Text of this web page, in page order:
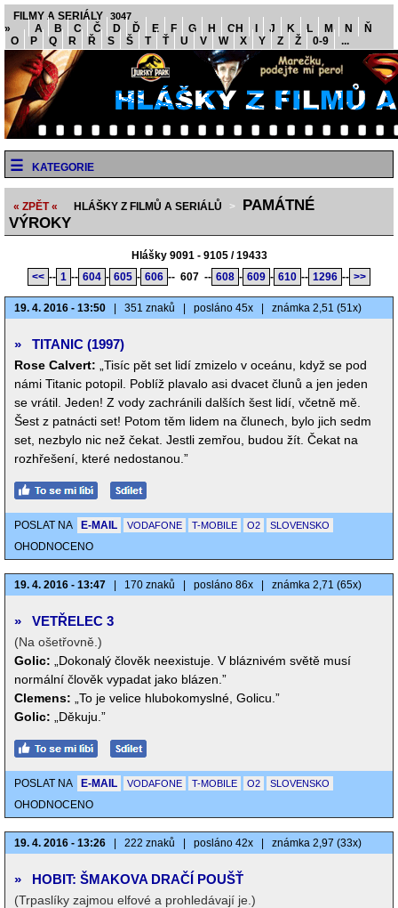
FILMY A SERIÁLY 3047
» A B C Č D Ď E F G H CH J K L M N
Ň
O
P Q R Ř S Š T Ť U V W X Y Z Ž 0-9 ...
KATEGORIE
« ZPĚT « HLÁŠKY Z FILMŮ A SERIÁLŮ >
PAMÁTNÉ
VÝROKY
Hlášky 9091 - 9105 / 19433
<< -- 1 -- 604 - 605 - 606 -- 607 -- 608 - 609 - 610 -- 1296 -- >>
19. 4. 2016 - 13:50 351 znaků posláno 45x známka 2,51 (51x)
» TITANIC (1997)
Rose Calvert:
„Tisíc pět set lidí zmizelo v oceánu, když se pod
námi Titanic potopil. Poblíž plavalo asi dvacet člunů a jen jeden
se vrátil. Jeden! Z vody zachránili dalších šest lidí, včetně mě.
Šest z patnácti set! Potom těm lidem na člunech, bylo jich sedm
set, nezbylo nic než čekat. Jestli zemřou, budou žít. Čekat na
rozhřešení, které nedostanou.”
POSLAT NA E-MAIL VODAFONE T-MOBILE O2 SLOVENSKO
OHODNOCENO
19. 4. 2016 - 13:47 170 znaků posláno 86x známka 2,71 (65x)
» VETŘELEC 3
(Na ošetřovně.)
Golic:
„Dokonalý člověk neexistuje. V bláznivém světě musí
normální člověk vypadat jako blázen.”
Clemens:
„To je velice hlubokomyslné, Golicu.”
Golic:
„Děkuju.”
POSLAT NA E-MAIL VODAFONE T-MOBILE O2 SLOVENSKO
OHODNOCENO
19. 4. 2016 - 13:26 222 znaků posláno 42x známka 2,97 (33x)
» HOBIT: ŠMAKOVA DRAČÍ POUŠŤ
(Trpaslíky zajmou elfové a prohledávají je.)